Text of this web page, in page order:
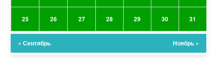
25 26 27 28 29 30 31
« Сентябрь Ноябрь »